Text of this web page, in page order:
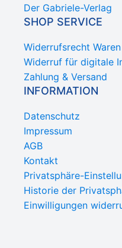
Der Gabriele-Verlag
SHOP SERVICE
Widerrufsrecht Waren
Widerruf für digitale
Zahlung & Versand
INFORMATION
Datenschutz
Impressum
AGB
Kontakt
Privatsphäre-
Historie der
Einwilligungen